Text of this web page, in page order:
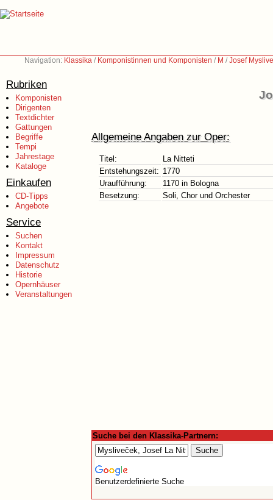
Navigation: Klassika / Komponistinnen und Komponisten / M /Josef
Rubriken
Komponisten
Dirigenten
Textdichter
Gattungen
Begriffe
Tempi
Jahrestage
Kataloge
Einkaufen
CD-Tipps
Angebote
Service
Suchen
Kontakt
Impressum
Datenschutz
Historie
Opernhäuser
Veranstaltungen
Allgemeine Angaben zur Oper:
Titel:
La Nitteti
Entstehungszeit: 1770
Uraufführung:
1170 in Bologna
Besetzung:
Soli, Chor und Orchester
Suche bei den Klassika-Partnern:
Benutzerdefinierte Suche